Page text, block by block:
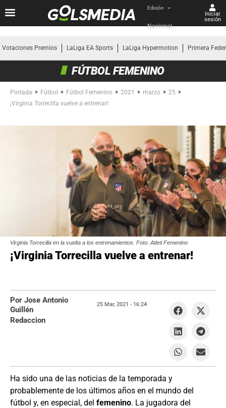
Edición
Nacional
Iniciar
sesión
Votaciones Premios LaLiga EA Sports LaLiga Hypermotion Primera
FÚTBOL FEMENINO
Portada » Fútbol » Fútbol Femenino » 2021 » marzo » 25 »
¡Virginia Torrecilla vuelve a entrenar!
Virginia Torrecilla en la vuelta a los entrenamientos. Foto: Atleti Femenino
¡Virginia Torrecilla vuelve a entrenar!
Ha sido una de las noticias de la temporada y
probablemente de los últimos años en el mundo del
fútbol y, en especial, del femenino. La jugadora del
Por Jose Antonio
Guillén
Redaccion
25 Mar, 2021 - 16:24